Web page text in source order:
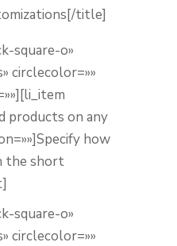
title]
square-o»
circlecolor=»»
products on any
how
the short
square-o»
circlecolor=»»